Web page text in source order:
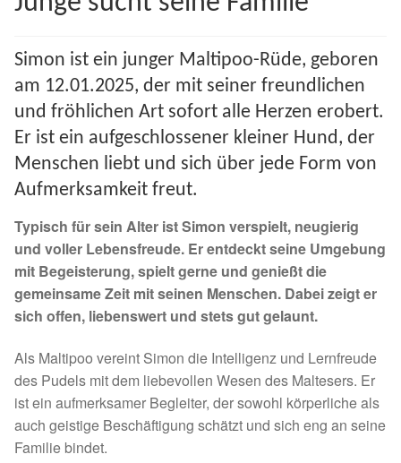
Juli bis Dezember 2023
Januar bis Juni 2023
Spenden 2022
Januar bis Juni 2022
Spenden 2021
Juli bis Dezember 2021
Fördermitgliedschaft
Tierschutz
Simon ist ein junger Maltipoo-Rüde, geboren
am 12.01.2025, der mit seiner freundlichen
und fröhlichen Art sofort alle Herzen erobert.
Er ist ein aufgeschlossener kleiner Hund, der
Menschen liebt und sich über jede Form von
Aufmerksamkeit freut.
Typisch für sein Alter ist Simon verspielt, neugierig
und voller Lebensfreude. Er entdeckt seine Umgebung
mit Begeisterung, spielt gerne und genießt die
gemeinsame Zeit mit seinen Menschen. Dabei zeigt er
sich offen, liebenswert und stets gut gelaunt.
Als Maltipoo vereint Simon die Intelligenz und Lernfreude
des Pudels mit dem liebevollen Wesen des Maltesers. Er
ist ein aufmerksamer Begleiter, der sowohl körperliche als
auch geistige Beschäftigung schätzt und sich eng an seine
Familie bindet.